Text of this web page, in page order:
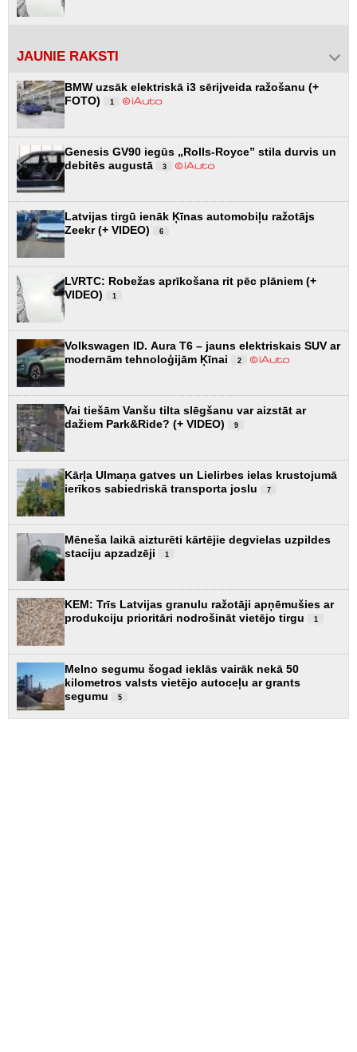
JAUNIE RAKSTI
BMW uzsāk elektriskā i3 sērijveida ražošanu (+
FOTO)
1
Genesis GV90 iegūs „Rolls-Royce” stila durvis un
debitēs augustā
3
Latvijas tirgū ienāk Ķīnas automobiļu ražotājs
Zeekr (+ VIDEO)
6
LVRTC: Robežas aprīkošana rit pēc plāniem (+
VIDEO)
1
Volkswagen ID. Aura T6 – jauns elektriskais SUV ar
modernām tehnoloģijām Ķīnai
2
Vai tiešām Vanšu tilta slēgšanu var aizstāt ar
dažiem Park&Ride? (+ VIDEO)
9
Kārļa Ulmaņa gatves un Lielirbes ielas krustojumā
ierīkos sabiedriskā transporta joslu
7
Mēneša laikā aizturēti kārtējie degvielas uzpildes
staciju apzadzēji
1
KEM: Trīs Latvijas granulu ražotāji apņēmušies ar
produkciju prioritāri nodrošināt vietējo tirgu
1
Melno segumu šogad ieklās vairāk nekā 50
kilometros valsts vietējo autoceļu ar grants
segumu
5